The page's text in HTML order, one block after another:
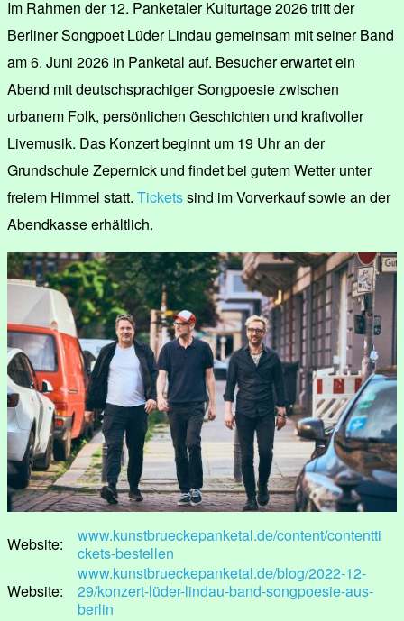
Im Rahmen der 12. Panketaler Kulturtage 2026 tritt der
Berliner Songpoet Lüder Lindau gemeinsam mit seiner Band
am 6. Juni 2026 in Panketal auf. Besucher erwartet ein
Abend mit deutschsprachiger Songpoesie zwischen
urbanem Folk, persönlichen Geschichten und kraftvoller
Livemusik. Das Konzert beginnt um 19 Uhr an der
Grundschule Zepernick und findet bei gutem Wetter unter
freiem Himmel statt. Ticketssind im Vorverkauf sowie an der
Abendkasse erhältlich.
Website:
www.kunstbrueckepanketal.de/content/contentti
ckets-bestellen
Website:
www.kunstbrueckepanketal.de/blog/2022-12-
29/konzert-lüder-lindau-band-songpoesie-aus-
berlin